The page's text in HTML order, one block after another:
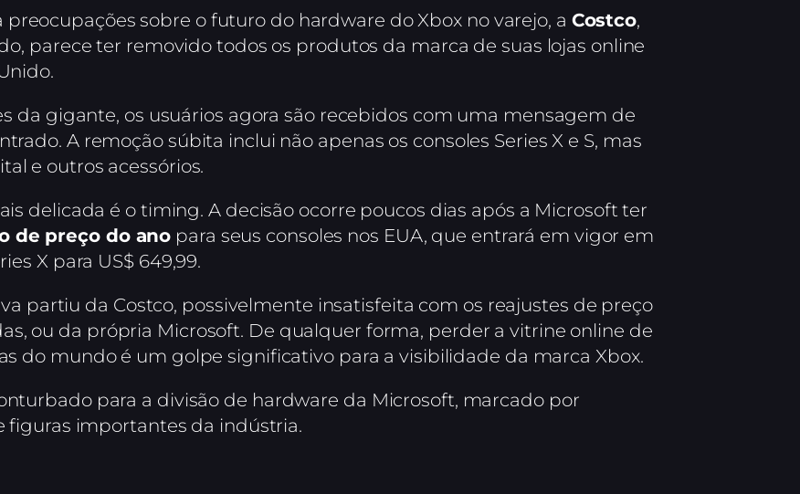
sobre o futuro do hardware do Xbox no varejo, a Costco,
parece ter removido todos os produtos da marca de suas lojas online
da gigante, os usuários agora são recebidos com uma mensagem de
A remoção súbita inclui não apenas os consoles Series X e S, mas
e outros acessórios.
delicada é o timing. A decisão ocorre poucos dias após a Microsoft ter
de preço do ano para seus consoles nos EUA, que entrará em vigor em
X para US$ 649,99.
partiu da Costco, possivelmente insatisfeita com os reajustes de preço
ou da própria Microsoft. De qualquer forma, perder a vitrine online de
do mundo é um golpe significativo para a visibilidade da marca Xbox.
para a divisão de hardware da Microsoft, marcado por
figuras importantes da indústria.